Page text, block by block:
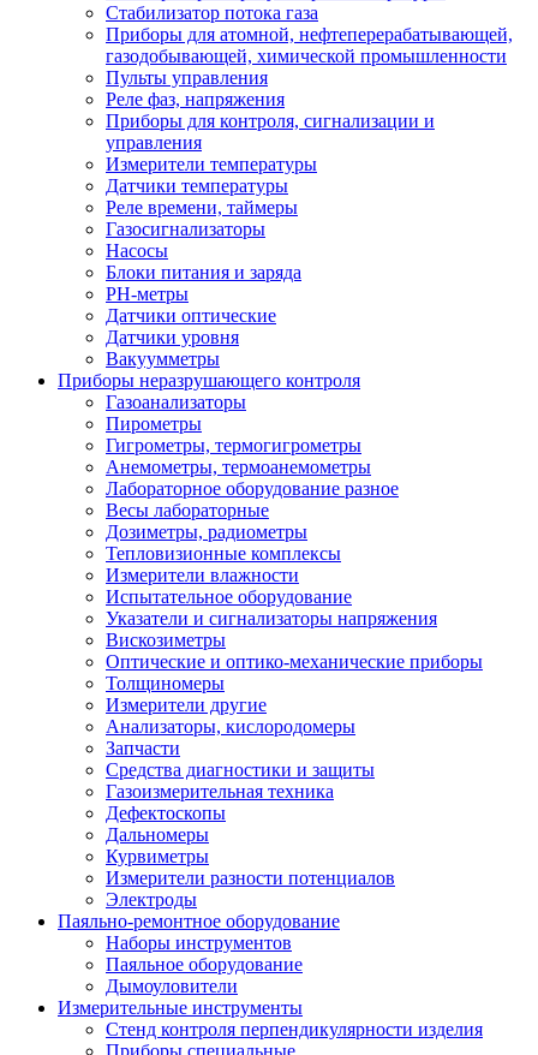
Стабилизатор потока газа
Приборы для атомной, нефтеперерабатывающей,
газодобывающей, химической промышленности
Пульты управления
Реле фаз, напряжения
Приборы для контроля, сигнализации и
управления
Измерители температуры
Датчики температуры
Реле времени, таймеры
Газосигнализаторы
Насосы
Блоки питания и заряда
PH-метры
Датчики оптические
Датчики уровня
Вакуумметры
Приборы неразрушающего контроля
Газоанализаторы
Пирометры
Гигрометры, термогигрометры
Анемометры, термоанемометры
Лабораторное оборудование разное
Весы лабораторные
Дозиметры, радиометры
Тепловизионные комплексы
Измерители влажности
Испытательное оборудование
Указатели и сигнализаторы напряжения
Вискозиметры
Оптические и оптико-механические приборы
Толщиномеры
Измерители другие
Анализаторы, кислородомеры
Запчасти
Средства диагностики и защиты
Газоизмерительная техника
Дефектоскопы
Дальномеры
Курвиметры
Измерители разности потенциалов
Электроды
Паяльно-ремонтное оборудование
Наборы инструментов
Паяльное оборудование
Дымоуловители
Измерительные инструменты
Стенд контроля перпендикулярности изделия
Приборы специальные